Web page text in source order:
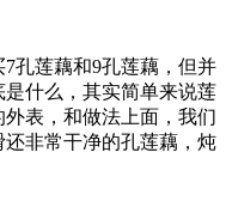
孔莲藕和9孔莲藕，但并
什么，其实简单来说莲
表，和做法上面，我们
非常干净的孔莲藕，炖